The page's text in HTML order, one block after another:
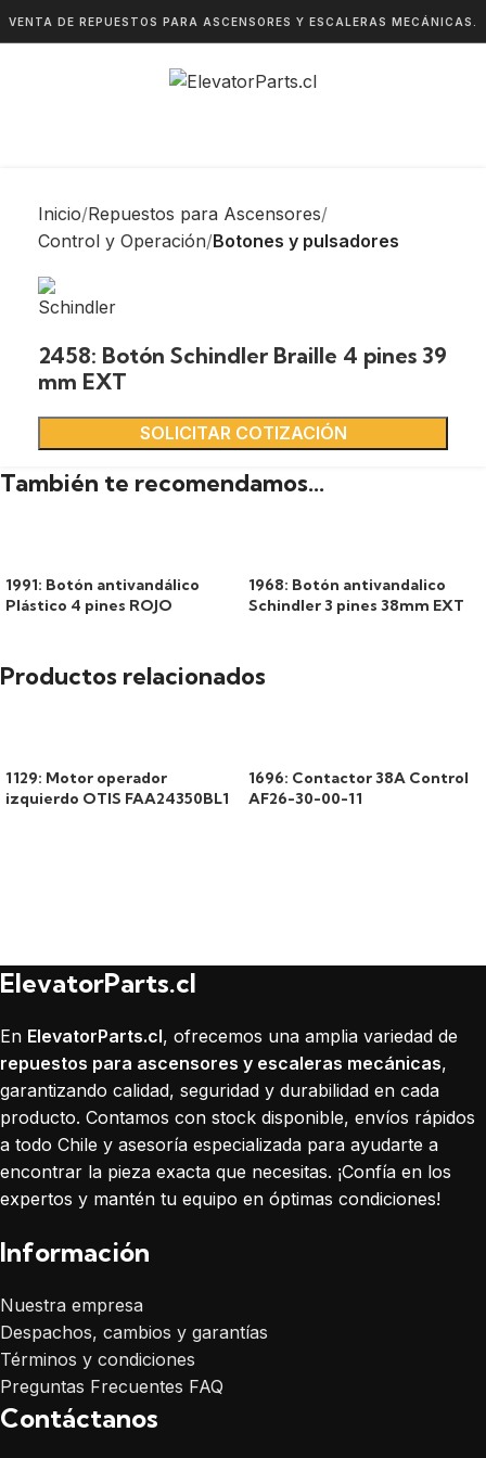
VENTA DE REPUESTOS PARA ASCENSORES Y ESCALERAS MECÁNICAS.
Inicio Repuestos para Ascensores
Control y Operación Botones y pulsadores
2458: Botón Schindler Braille 4 pines 39
mm EXT
SOLICITAR COTIZACIÓN
También te recomendamos…
1991: Botón antivandálico
Plástico 4 pines ROJO
1968: Botón antivandalico
Schindler 3 pines 38mm EXT
Productos relacionados
1129: Motor operador
izquierdo OTIS FAA24350BL1
1696: Contactor 38A Control
AF26-30-00-11
ElevatorParts.cl
En ElevatorParts.cl, ofrecemos una amplia variedad de
repuestos para ascensores y escaleras mecánicas,
garantizando calidad, seguridad y durabilidad en cada
producto. Contamos con stock disponible, envíos rápidos
a todo Chile y asesoría especializada para ayudarte a
encontrar la pieza exacta que necesitas. ¡Confía en los
expertos y mantén tu equipo en óptimas condiciones!
Información
Nuestra empresa
Despachos, cambios y garantías
Términos y condiciones
Preguntas Frecuentes FAQ
Contáctanos